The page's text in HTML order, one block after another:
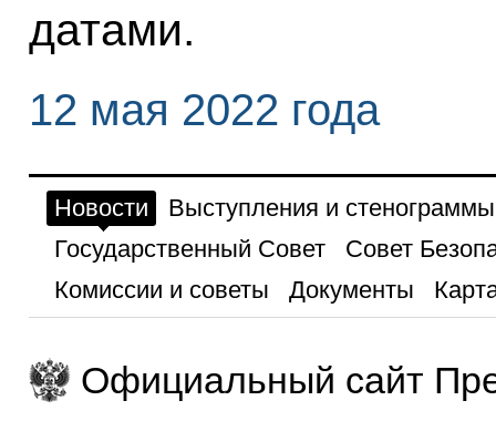
датами.
12 мая 2022 года
Новости
Выступления и стенограммы
Государственный Совет
Совет
Комиссии и советы
Документы
Официальный сайт